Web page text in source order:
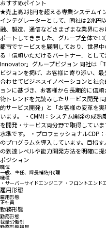
おすすめポイント
★売上高2兆円を超える専業システムイ
インテグレーターとして、同社は2兆円
融、製造、通信などさまざまな業界に
ポートしてきました。グループ全体で
都市でサービスを展開しており、世界
る「信頼いただけるパートナー」とし
Innovator」グループビジョン 同社は
ビジョンを掲げ、お客様に寄り添い、
合わせてビジネスイノベーションと社
ョンに基づき、お客様から長期的に信
術トレンドを先読みしたサービス開発
的サービス開発」と「お客様の変革を
います。 ・CMMI：システム開発の成
を開発・サービス両分野で取得してい
水準です。 ・プロフェッショナルCDP
のプログラムを導入しています。目指
の到達レベルや能力開発方法を明確に
ポジション
職位
一般、主任、課長補佐/代理
職種
・サーバーサイドエンジニア ・フロントエンド
雇用形態
雇用形態
正社員
勤務形態
勤務形態
裁量労働制